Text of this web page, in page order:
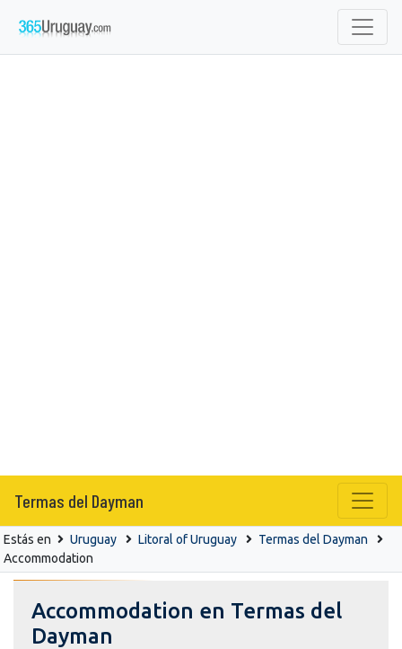
Termas del Dayman
Estás en Uruguay Litoral of Uruguay
Termas del Dayman
Accommodation
Accommodation en Termas del
Dayman